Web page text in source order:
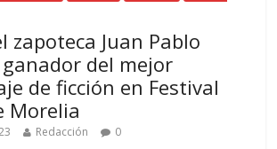
zapoteca Juan Pablo
del mejor
de ficción en Festival
Morelia
Redacción 0